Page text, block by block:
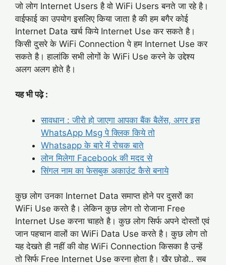
जो लोग Internet Users है वो WiFi Users बनते जा रहे है।
वाईफाई का उपयोग इसलिए किया जाता है की हम बगैर कोई
Internet Data खर्च किये Internet Use कर सकते है।
किसी दुसरे के WiFi Connection पे हम Internet Use कर
सकते है। हालांकि सभी लोगों के WiFi Use करने के उद्देश्य
अलग अलग होते है।
यह भी पढ़े :
सावधान : जीरो हो जाएगा आपका बैंक बैलेंस, अगर इस
WhatsApp Msg पे क्लिक किये तो
Whatsapp के बारे में रोचक बाते
लोन मिलेगा Facebook की मदद से
सिंगल नाम का फेसबुक अकाउंट कैसे बनाये
कुछ लोग उनका Internet Data समाप्त होने पर दुसरों का
WiFi Use करते है। लेकिन कुछ लोग तो रोजाना Free
Internet Use करना चाहते है। कुछ लोग सिर्फ अपने दोस्तों एवं
जान पहचान वालों का WiFi Data Use करते है। कुछ लोग तो
यह देखते ही नहीं की वोह WiFi Connection किसका है उन्हें
तो सिर्फ Free Internet Use करना होता है। खैर छोडो.. सब